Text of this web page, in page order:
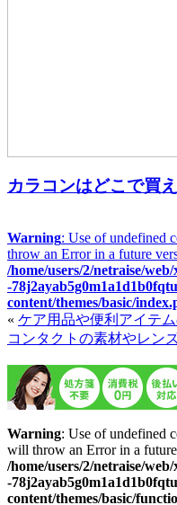
カラコンはどこで買
Warning: Use of undefined
throw an Error in a future
/home/users/2/netraise/
-
content/themes/basic/
« ケア用品や便利アイテ
コンタクトの素材やレン
Warning: Use of undefined
will throw an Error in a
/home/users/2/netraise/
-
content/themes/basic/